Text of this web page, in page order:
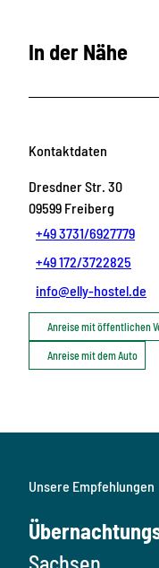
In der Nähe
Kontaktdaten
Dresdner Str. 30
09599 Freiberg
+49 3731/6927779
+49 172/3722825
info@elly-hostel.de
Anreise mit öffentlichen
Anreise mit dem Auto
Unsere Empfehlungen